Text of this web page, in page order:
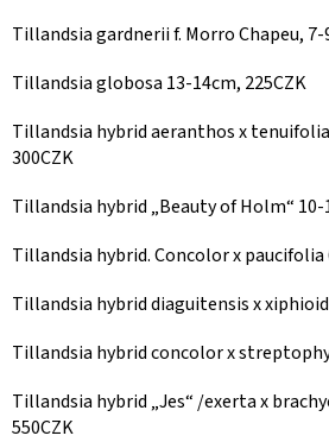
Tillandsia gardnerii f. Morro Chapeu, 7-
Tillandsia globosa 13-14cm, 225CZK
Tillandsia hybrid aeranthos x
300CZK
Tillandsia hybrid „Beauty of Holm“ 10-
Tillandsia hybrid. Concolor x paucifolia
Tillandsia hybrid diaguitensis x
Tillandsia hybrid concolor x
Tillandsia hybrid „Jes“ /exerta x
550CZK